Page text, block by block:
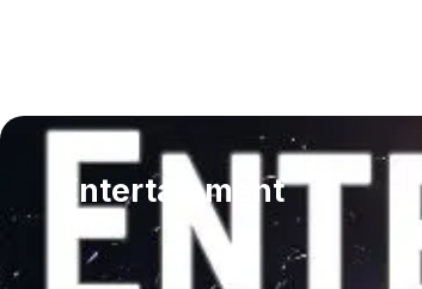
Entertainment